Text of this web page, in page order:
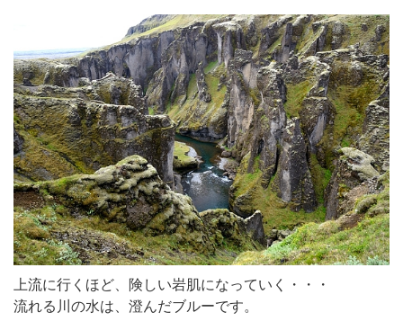
上流に行くほど、険しい岩肌になっていく・・・
流れる川の水は、澄んだブルーです。